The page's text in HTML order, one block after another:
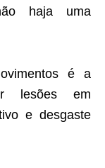
haja uma
é a
lesões em
e desgaste